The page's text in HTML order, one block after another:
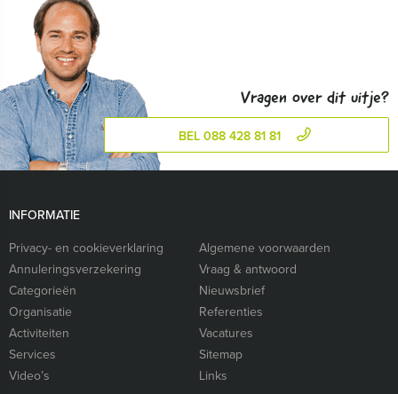
Vragen over dit uitje?
BEL 088 428 81 81
INFORMATIE
Privacy- en cookieverklaring
Algemene voorwaarden
Annuleringsverzekering
Vraag & antwoord
Categorieën
Nieuwsbrief
Organisatie
Referenties
Activiteiten
Vacatures
Services
Sitemap
Video’s
Links